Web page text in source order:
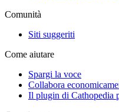
Comunità
Siti suggeriti
Come aiutare
Spargi la voce
Collabora
Il plugin di Cathopedia